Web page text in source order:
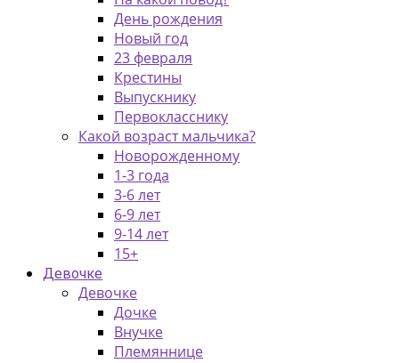
День рождения
Новый год
23 февраля
Крестины
Выпускнику
Первокласснику
Какой возраст мальчика?
Новорожденному
1-3 года
3-6 лет
6-9 лет
9-14 лет
15+
Девочке
Девочке
Дочке
Внучке
Племяннице